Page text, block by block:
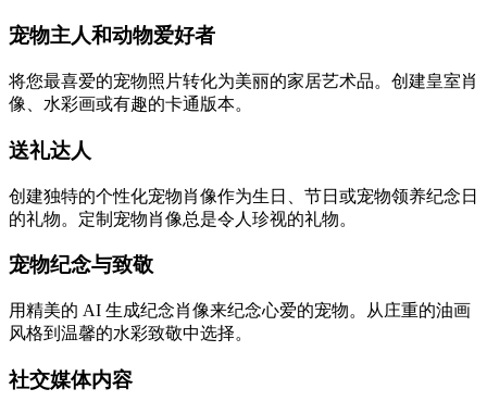
宠物主人和动物爱好者
将您最喜爱的宠物照片转化为美丽的家居艺术品。创建皇室肖
像、水彩画或有趣的卡通版本。
送礼达人
创建独特的个性化宠物肖像作为生日、节日或宠物领养纪念日
的礼物。定制宠物肖像总是令人珍视的礼物。
宠物纪念与致敬
用精美的 AI 生成纪念肖像来纪念心爱的宠物。从庄重的油画
风格到温馨的水彩致敬中选择。
社交媒体内容